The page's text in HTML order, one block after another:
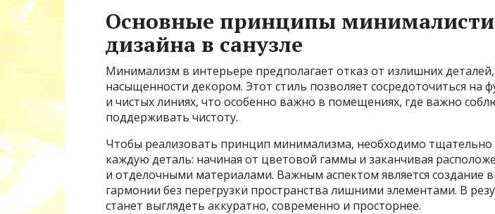
Основные принципы
дизайна в санузле
Минимализм в интерьере предполагает отказ от излишних
насыщенности декором. Этот стиль позволяет сосредоточиться на
и чистых линиях, что особенно важно в помещениях, где важно
поддерживать чистоту.
Чтобы реализовать принцип минимализма, необходимо
каждую деталь: начиная от цветовой гаммы и заканчивая
и отделочными материалами. Важным аспектом является создание
гармонии без перегрузки пространства лишними элементами. В
станет выглядеть аккуратно, современно и просторнее.